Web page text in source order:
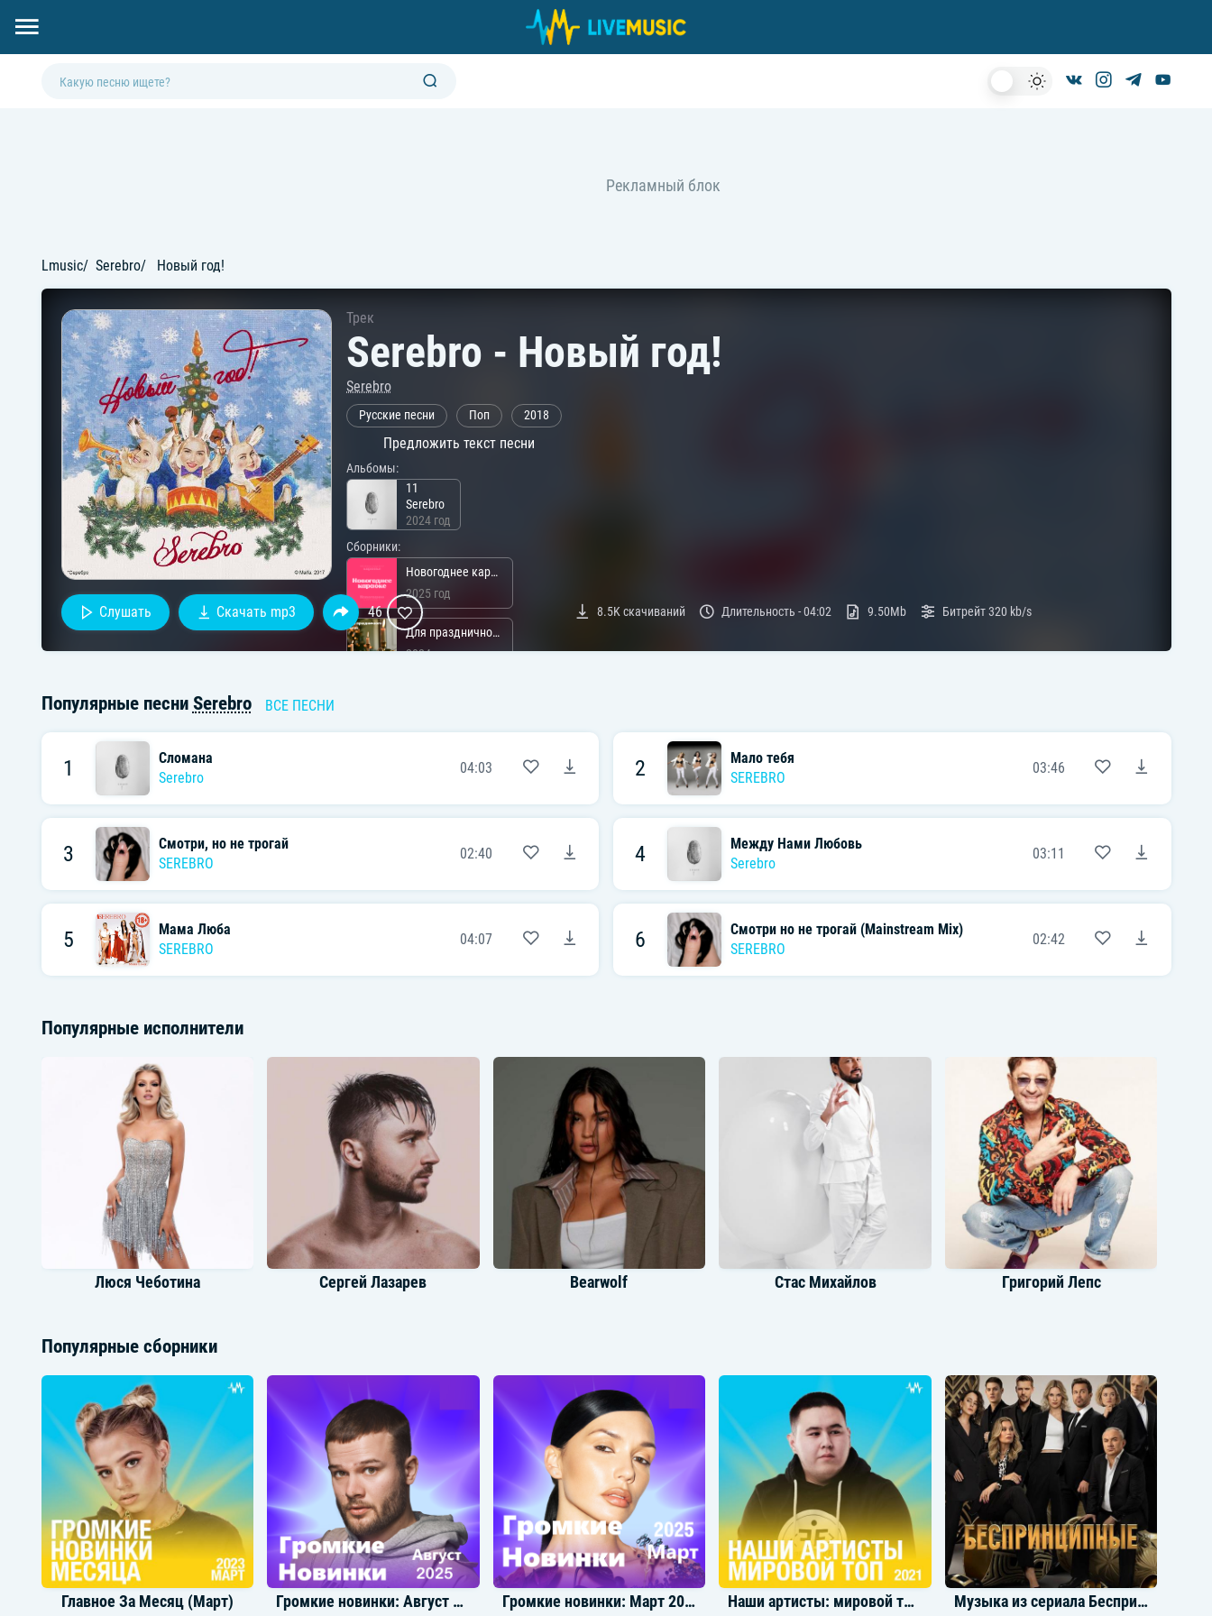
Lmusic Serebro Новый год!
Трек
Serebro - Новый год!
Serebro
Русские песни Поп 2018
Предложить текст песни
Альбомы:
11
Serebro
2024 год
Сборники:
Новогоднее караоке
2025 год
Для праздничного стола
2024 год
Исполнители:
Слушать Скачать mp3 46 8.5Kскачиваний Длительность -04:02 9.50Mb Битрейт320 kb/s
Популярные песни Serebro ВСЕ ПЕСНИ
1
Сломана
Serebro
04:03 2
Мало тебя
SEREBRO
03:46
3
Смотри, но не трогай
SEREBRO
02:40 4
Между Нами Любовь
Serebro
03:11
5
Мама Люба
SEREBRO
04:07 6
Смотри но не трогай (Mainstream Mix)
SEREBRO
02:42
Популярные исполнители
Люся Чеботина Сергей Лазарев Bearwolf Стас Михайлов Григорий Лепс
Мари Краймбрери Mia Boyka Ваня Дмитриенко Мэйби Бэйби Zivert
Популярные сборники
Главное За Месяц (Март) Громкие новинки: Август 2025 Громкие новинки: Март 2025 Наши артисты: мировой топ 2021 Музыка из сериала Беспринципные